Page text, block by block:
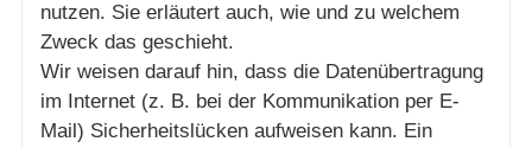
nutzen. Sie erläutert auch, wie und zu welchem
Zweck das geschieht.
Wir weisen darauf hin, dass die Datenübertragung
im Internet (z. B. bei der Kommunikation per E-
Mail) Sicherheitslücken aufweisen kann. Ein